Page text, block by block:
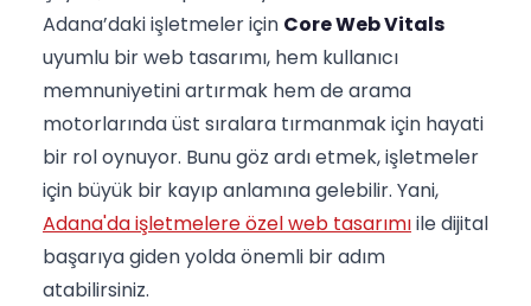
Adana’daki işletmeler için Core Web Vitals
uyumlu bir web tasarımı, hem kullanıcı
memnuniyetini artırmak hem de arama
motorlarında üst sıralara tırmanmak için hayati
bir rol oynuyor. Bunu göz ardı etmek, işletmeler
için büyük bir kayıp anlamına gelebilir. Yani,
Adana'da işletmelere özel web tasarımıile dijital
başarıya giden yolda önemli bir adım
atabilirsiniz.